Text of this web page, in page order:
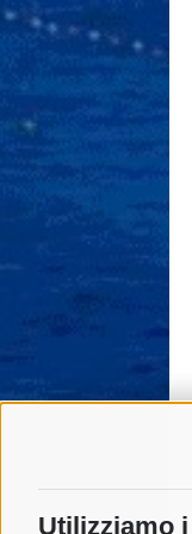
Utilizziamo